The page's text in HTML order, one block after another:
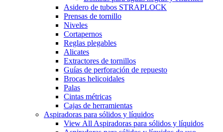
Asidero de tubos STRAPLOCK
Prensas de tornillo
Niveles
Cortapernos
Reglas plegables
Alicates
Extractores de tornillos
Guías de perforación de repuesto
Brocas helicoidales
Palas
Cintas métricas
Cajas de herramientas
Aspiradoras para sólidos y líquidos
View All Aspiradoras para sólidos y líquidos